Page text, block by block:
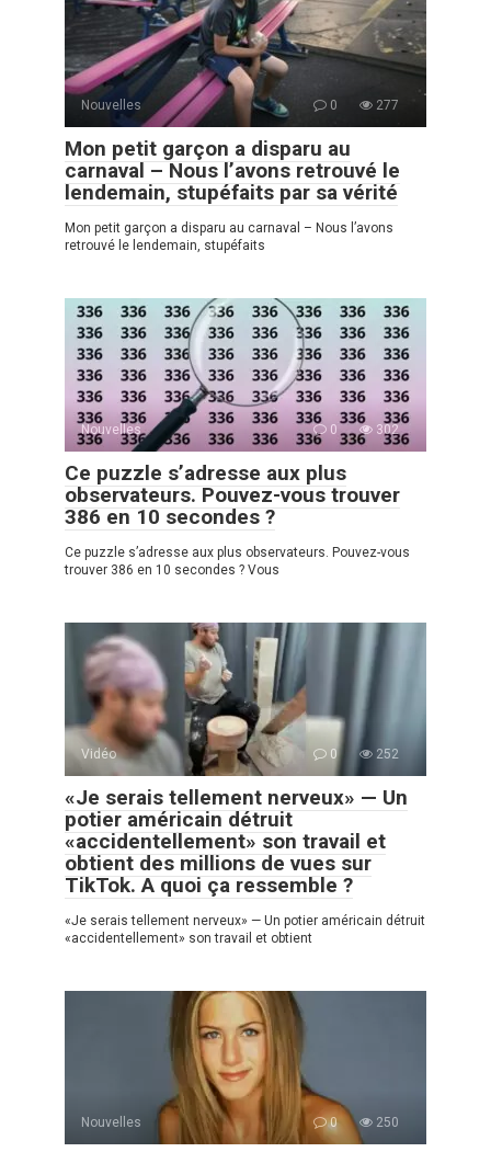
Nouvelles 0 277
Mon petit garçon a disparu au
carnaval – Nous l’avons retrouvé le
lendemain, stupéfaits par sa vérité
Mon petit garçon a disparu au carnaval – Nous l’avons
retrouvé le lendemain, stupéfaits
Nouvelles 0 302
Ce puzzle s’adresse aux plus
observateurs. Pouvez-vous trouver
386 en 10 secondes ?
Ce puzzle s’adresse aux plus observateurs. Pouvez-vous
trouver 386 en 10 secondes ? Vous
Vidéo 0 252
«Je serais tellement nerveux» — Un
potier américain détruit
«accidentellement» son travail et
obtient des millions de vues sur
TikTok. A quoi ça ressemble ?
«Je serais tellement nerveux» — Un potier américain détruit
«accidentellement» son travail et obtient
Nouvelles 0 250